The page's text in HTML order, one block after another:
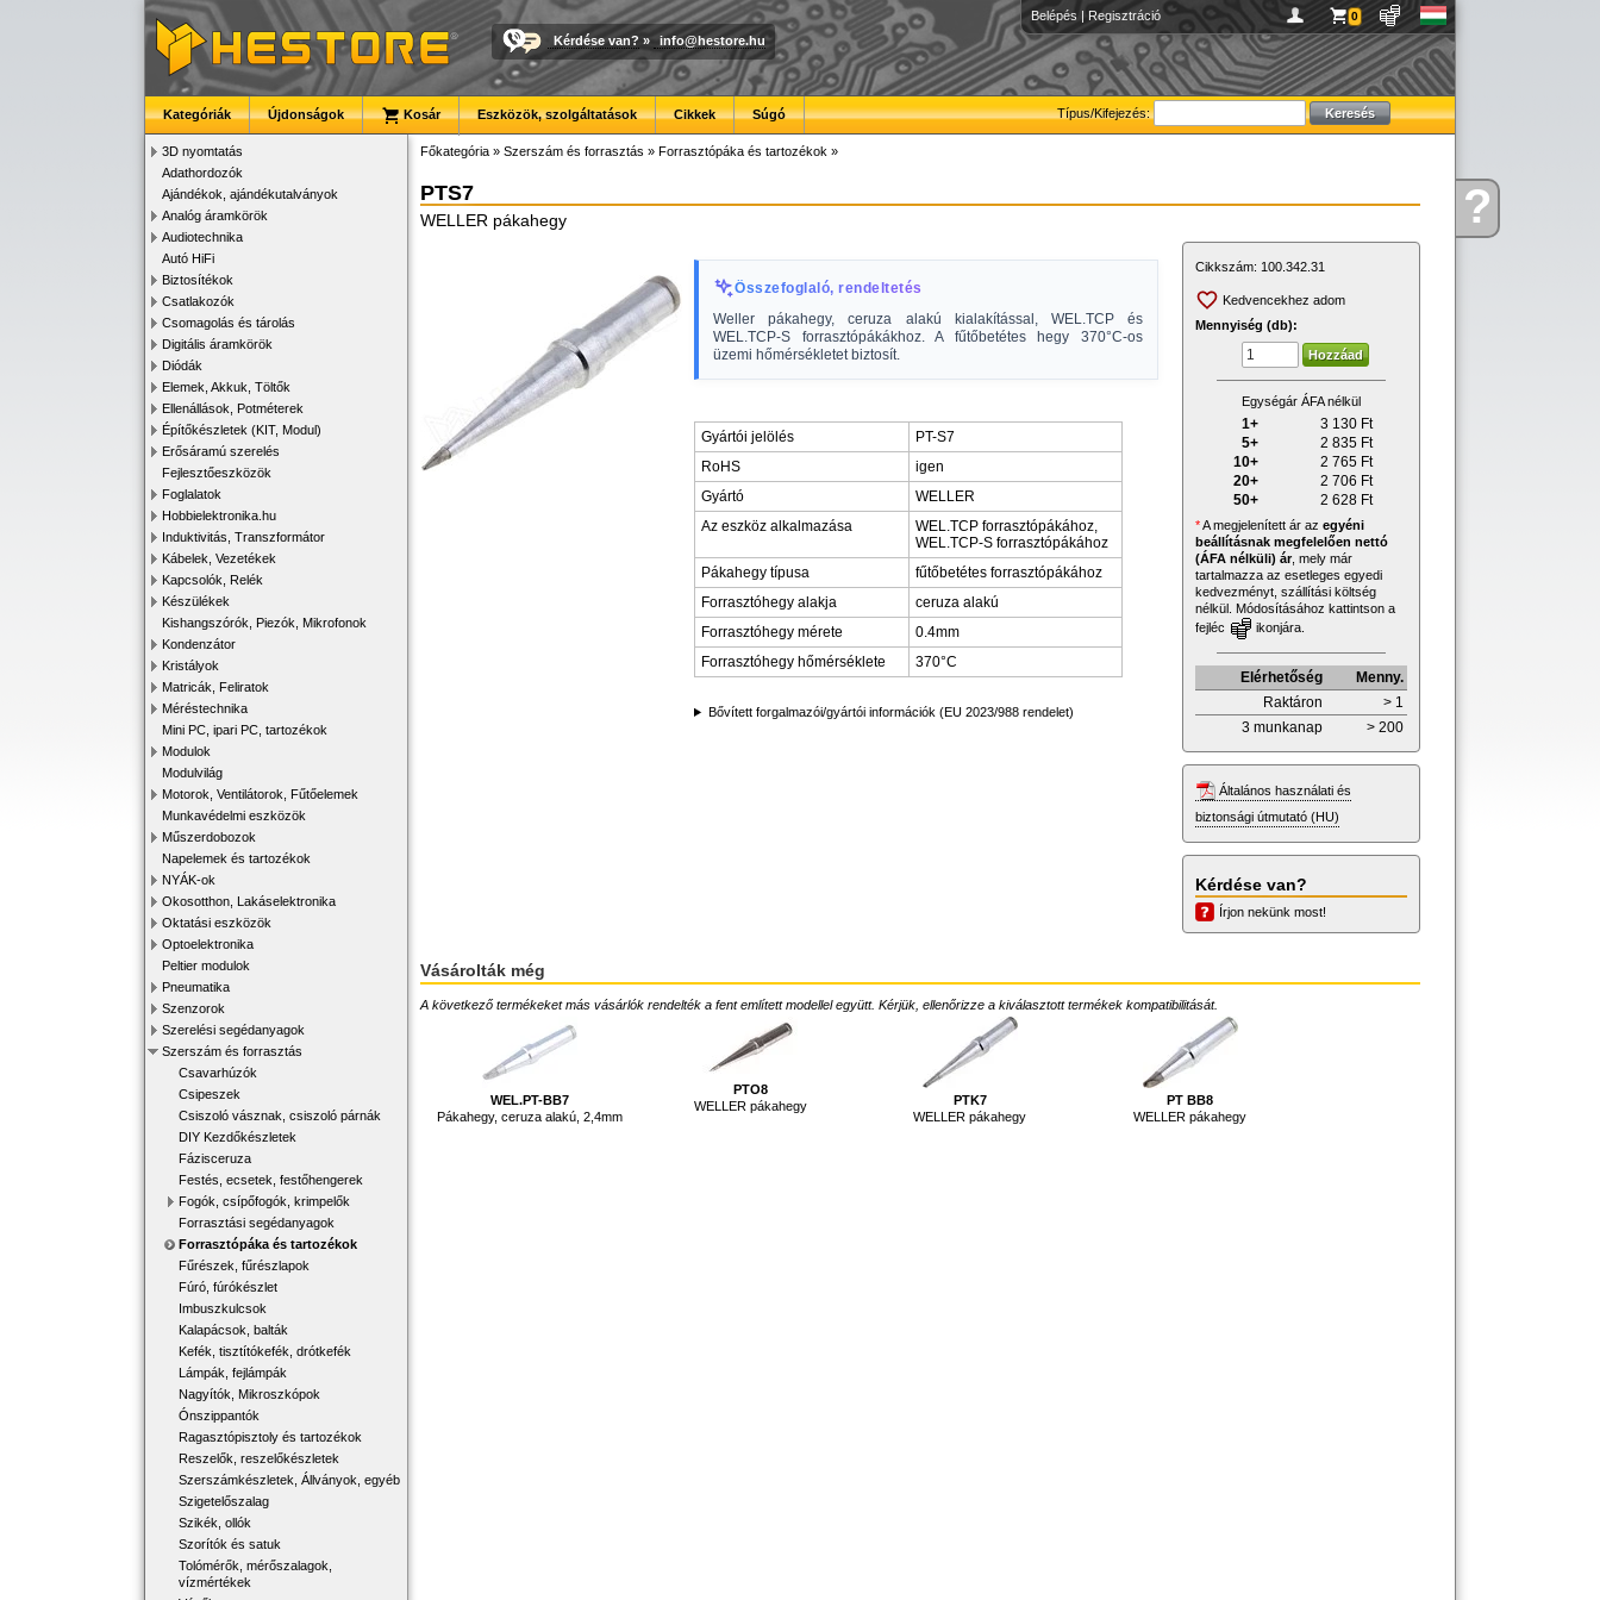
Kérdése?
Belépés | Regisztráció 0
Kérdése van? » info@hestore.hu
Típus/Kifejezés:
Kategóriák Újdonságok Kosár Eszközök, szolgáltatások Cikkek Súgó
3D nyomtatás
Adathordozók
Ajándékok, ajándékutalványok
Analóg áramkörök
Audiotechnika
Autó HiFi
Biztosítékok
Csatlakozók
Csomagolás és tárolás
Digitális áramkörök
Diódák
Elemek, Akkuk, Töltők
Ellenállások, Potméterek
Építőkészletek (KIT, Modul)
Erősáramú szerelés
Fejlesztőeszközök
Foglalatok
Hobbielektronika.hu
Induktivitás, Transzformátor
Kábelek, Vezetékek
Kapcsolók, Relék
Készülékek
Kishangszórók, Piezók, Mikrofonok
Kondenzátor
Kristályok
Matricák, Feliratok
Méréstechnika
Mini PC, ipari PC, tartozékok
Modulok
Modulvilág
Motorok, Ventilátorok, Fűtőelemek
Munkavédelmi eszközök
Műszerdobozok
Napelemek és tartozékok
NYÁK-ok
Okosotthon, Lakáselektronika
Oktatási eszközök
Optoelektronika
Peltier modulok
Pneumatika
Szenzorok
Szerelési segédanyagok
Szerszám és forrasztás
Csavarhúzók
Csipeszek
Csiszoló vásznak, csiszoló párnák
DIY Kezdőkészletek
Fázisceruza
Festés, ecsetek, festőhengerek
Fogók, csípőfogók, krimpelők
Forrasztási segédanyagok
Forrasztópáka és tartozékok
Fűrészek, fűrészlapok
Fúró, fúrókészlet
Imbuszkulcsok
Kalapácsok, balták
Kefék, tisztítókefék, drótkefék
Lámpák, fejlámpák
Nagyítók, Mikroszkópok
Ónszippantók
Ragasztópisztoly és tartozékok
Reszelők, reszelőkészletek
Szerszámkészletek, Állványok, egyéb
Szigetelőszalag
Szikék, ollók
Szorítók és satuk
Tolómérők, mérőszalagok,
vízmértékek
Főkategória » Szerszám és forrasztás » Forrasztópáka és tartozékok »
PTS7
WELLER pákahegy
Összefoglaló, rendeltetés
Weller pákahegy, ceruza alakú kialakítással, WEL.TCP és
WEL.TCP-S forrasztópákákhoz. A fűtőbetétes hegy 370°C-os
üzemi hőmérsékletet biztosít.
Gyártói jelölés
PT-S7
RoHS
igen
Gyártó
WELLER
Az eszköz alkalmazása
WEL.TCP forrasztópákához,
WEL.TCP-S forrasztópákához
Pákahegy típusa
fűtőbetétes forrasztópákához
Forrasztóhegy alakja
ceruza alakú
Forrasztóhegy mérete
0.4mm
Forrasztóhegy hőmérséklete
370°C
Bővített forgalmazói/gyártói információk (EU 2023/988 rendelet)
Cikkszám: 100.342.31
Kedvencekhez adom
Mennyiség (db):
Egységár ÁFA nélkül
1+ 3 130 Ft
5+
2 835 Ft
10+
2 765 Ft
20+
2 706 Ft
50+
2 628 Ft
*A megjelenített ár az egyéni
beállításnak megfelelően nettó
(ÁFA nélküli) ár, mely már
tartalmazza az esetleges egyedi
kedvezményt, szállítási költség
nélkül. Módosításához kattintson a
fejléc
ikonjára.
Elérhetőség
Menny.
Raktáron
> 1
3 munkanap
> 200
Általános használati és
biztonsági útmutató (HU)
Kérdése van?
Írjon nekünk most!
Vásárolták még
A következő termékeket más vásárlók rendelték a fent említett modellel együtt. Kérjük, ellenőrizze a kiválasztott termékek kompatibilitását.
WEL.PT-BB7
Pákahegy, ceruza alakú, 2,4mm
PTO8
WELLER pákahegy
PTK7
WELLER pákahegy
PT BB8
WELLER pákahegy